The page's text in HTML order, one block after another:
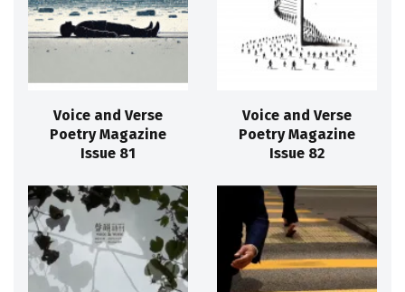
Voice and Verse
Poetry Magazine
Issue 81
Voice and Verse
Poetry Magazine
Issue 82